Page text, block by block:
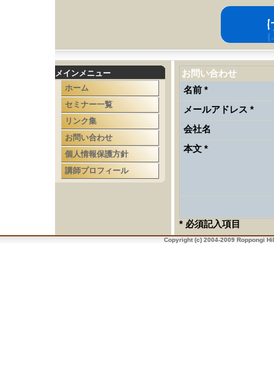
メインメニュー
ホーム
セミナー一覧
リンク集
お問い合わせ
個人情報保護方針
講師プロフィール
お問い合わせ
名前 *
メールアドレス *
会社名
本文 *
* 必須記入項目
Copyright (c) 2004-2009 Roppongi